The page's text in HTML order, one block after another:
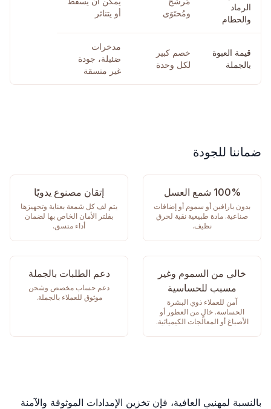
الرماد
والحطام
ومُحتَوَى
أو يتناثر
قيمة العبوة
بالجملة
خصم كبير
لكل وحدة
مدخرات
ضئيلة، جودة
غير متسقة
ضماننا للجودة
100% شمع العسل
بدون بارافين أو سموم أو إضافات
صناعية. مادة طبيعية نقية لحرق
نظيف.
إتقان مصنوع يدويًا
يتم لف كل شمعة بعناية وتجهيزها
بفلتر الأمان الخاص بها لضمان
أداء متسق.
خالي من السموم وغير
مسبب للحساسية
آمن للعملاء ذوي البشرة
الحساسة. خالٍ من العطور أو
الأصباغ أو المعالجات الكيميائية.
دعم الطلبات بالجملة
دعم حساب مخصص وشحن
موثوق للعملاء بالجملة.
بالنسبة لمهنيي العافية، فإن تخزين الإمدادات الموثوقة والآمنة